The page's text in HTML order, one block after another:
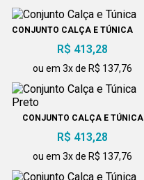
CONJUNTO CALÇA E TÚNICA
R$ 413,28
ou em 3x de R$ 137,76
CONJUNTO CALÇA E TÚNICA
R$ 413,28
ou em 3x de R$ 137,76